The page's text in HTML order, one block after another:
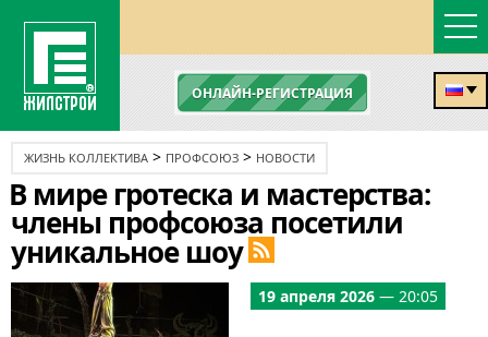
ОНЛАЙН-РЕГИСТРАЦИЯ
ЖИЗНЬ КОЛЛЕКТИВА > ПРОФСОЮЗ > НОВОСТИ
В мире гротеска и мастерства:
члены профсоюза посетили
уникальное шоу
19 апреля 2026 — 20:05